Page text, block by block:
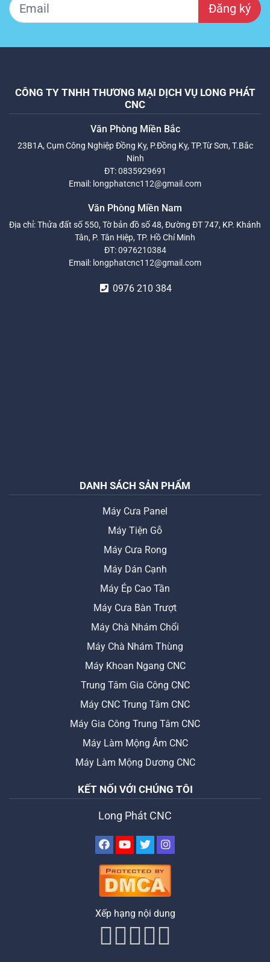
Đăng ký
CÔNG TY TNHH THƯƠNG MẠI DỊCH VỤ LONG PHÁT
CNC
Văn Phòng Miền Bắc
23B1A, Cụm Công Nghiệp Đồng Kỵ, P.Đồng Kỵ, TP.Từ Sơn, T.Bắc
Ninh
ĐT:0835929691
Email: longphatcnc112@gmail.com
Văn Phòng Miền Nam
Địa chỉ: Thửa đất số 550, Tờ bản đồ số 48, Đường ĐT 747, KP. Khánh
Tân, P. Tân Hiệp, TP. Hồ Chí Minh
ĐT:0976210384
Email: longphatcnc112@gmail.com
0976 210 384
DANH SÁCH SẢN PHẨM
Máy Cưa Panel
Máy Tiện Gỗ
Máy Cưa Rong
Máy Dán Cạnh
Máy Ép Cao Tần
Máy Cưa Bàn Trượt
Máy Chà Nhám Chổi
Máy Chà Nhám Thùng
Máy Khoan Ngang CNC
Trung Tâm Gia Công CNC
Máy CNC Trung Tâm CNC
Máy Gia Công Trung Tâm CNC
Máy Làm Mộng Âm CNC
Máy Làm Mộng Dương CNC
KẾT NỐI VỚI CHÚNG TÔI
Long Phát CNC
Xếp hạng nội dung